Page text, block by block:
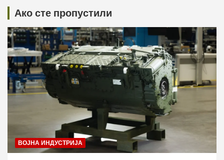
Ако сте пропустили
ВОЈНА ИНДУСТРИЈА